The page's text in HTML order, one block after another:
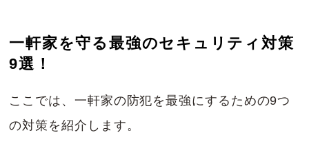
一軒家を守る最強のセキュリティ対策
9選！
ここでは、一軒家の防犯を最強にするための9つ
の対策を紹介します。